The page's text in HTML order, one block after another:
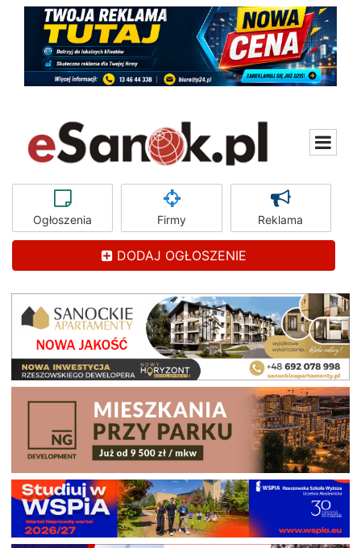
Ogłoszenia Firmy Reklama
DODAJ OGŁOSZENIE